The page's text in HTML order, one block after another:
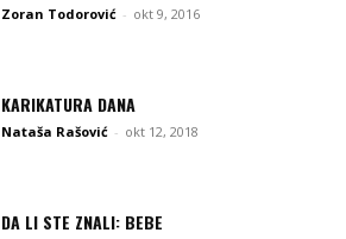
Zoran Todorović - okt 9, 2016
KARIKATURA DANA
Nataša Rašović - okt 12, 2018
DA LI STE ZNALI: BEBE